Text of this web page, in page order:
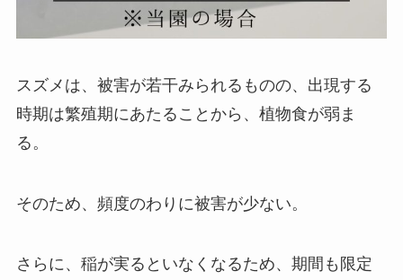
スズメは、被害が若干みられるものの、出現する
時期は繁殖期にあたることから、植物食が弱ま
る。
そのため、頻度のわりに被害が少ない。
さらに、稲が実るといなくなるため、期間も限定